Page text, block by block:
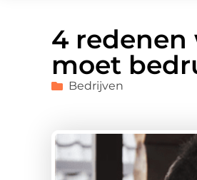
4
moet
Bedrijven